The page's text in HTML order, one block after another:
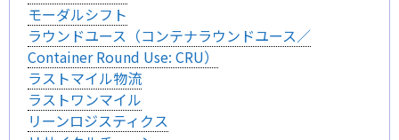
モーダルシフト
ラウンドユース（コンテナラウンドユース／
Container Round Use: CRU）
ラストマイル物流
ラストワンマイル
リーンロジスティクス